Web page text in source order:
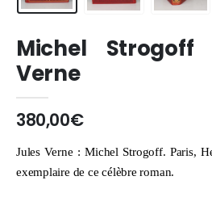
Michel
Verne
380,00€
Jules Verne : Michel Strogoff. Paris,
exemplaire de ce célèbre roman.